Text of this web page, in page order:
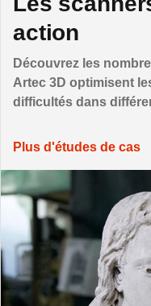
action
Découvrez les
Artec 3D optimisent
difficultés dans
Plus d'études de cas